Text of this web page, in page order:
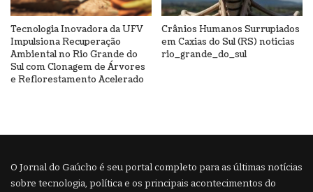
Tecnologia Inovadora da UFV
Impulsiona Recuperação
Ambiental no Rio Grande do
Sul com Clonagem de Árvores
e Reflorestamento Acelerado
Crânios Humanos Surrupiados
em Caxias do Sul (RS) noticias
rio_grande_do_sul
O Jornal do Gaúcho é seu portal completo para as últimas notícias
sobre tecnologia, política e os principais acontecimentos do